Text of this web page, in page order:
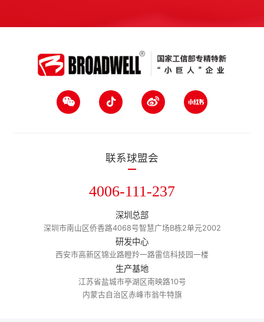
联系球盟会
4006-111-237
深圳总部
深圳市南山区侨香路4068号智慧广场B栋2单元2002
研发中心
西安市高新区锦业路瞪羚一路雷信科技园一楼
生产基地
江苏省盐城市亭湖区南映路10号
内蒙古自治区赤峰市翁牛特旗